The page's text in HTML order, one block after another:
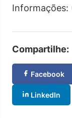
Informações:
Compartilhe:
Facebook
LinkedIn